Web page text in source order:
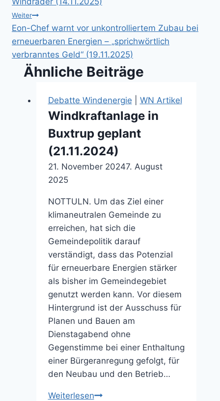
Weiter
Eon-Chef warnt vor unkontrolliertem Zubau bei
erneuerbaren Energien – „sprichwörtlich
verbranntes Geld“ (19.11.2025)
Ähnliche Beiträge
Debatte Windenergie WN Artikel
Windkraftanlage in
Buxtrup geplant
(21.11.2024)
21. November 20247. August
2025
NOTTULN. Um das Ziel einer
klimaneutralen Gemeinde zu
erreichen, hat sich die
Gemeindepolitik darauf
verständigt, dass das Potenzial
für erneuerbare Energien stärker
als bisher im Gemeindegebiet
genutzt werden kann. Vor diesem
Hintergrund ist der Ausschuss für
Planen und Bauen am
Dienstagabend ohne
Gegenstimme bei einer Enthaltung
einer Bürgeranregung gefolgt, für
den Neubau und den Betrieb…
WeiterlesenWindkraftanlage